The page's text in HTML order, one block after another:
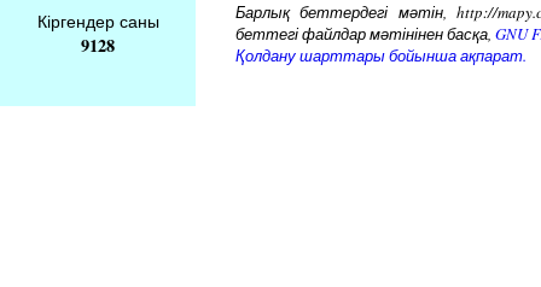
Кіргендер саны
9128
Барлық беттердегі мәтін, http://
беттегі файлдар мәтінінен басқа, GNU
Қолдану шарттары бойынша ақпарат.